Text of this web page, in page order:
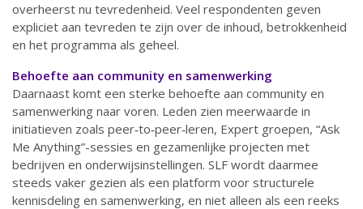
overheerst nu tevredenheid. Veel respondenten geven
expliciet aan tevreden te zijn over de inhoud, betrokkenheid
en het programma als geheel.
Behoefte aan community en samenwerking
Daarnaast komt een sterke behoefte aan community en
samenwerking naar voren. Leden zien meerwaarde in
initiatieven zoals peer‑to‑peer‑leren, Expert groepen, “Ask
Me Anything”-sessies en gezamenlijke projecten met
bedrijven en onderwijsinstellingen. SLF wordt daarmee
steeds vaker gezien als een platform voor structurele
kennisdeling en samenwerking, en niet alleen als een reeks